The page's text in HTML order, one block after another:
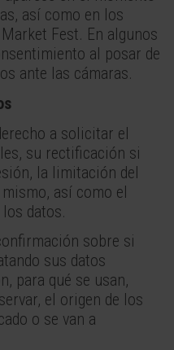
así como en los
Fest. En algunos
al posar de
ante las cámaras.
a solicitar el
su rectificación si
la limitación del
así como el
datos.
sobre si
sus datos
para qué se usan,
el origen de los
o se van a